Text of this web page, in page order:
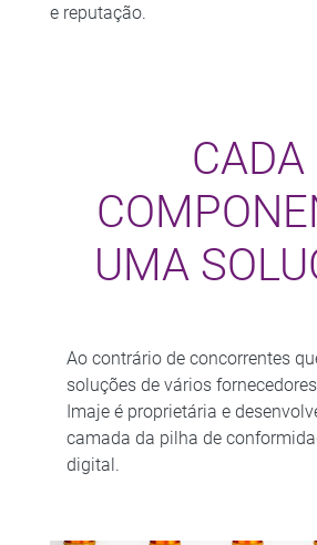
e reputação.
CADA
UMA
Ao contrário de concorrentes
soluções de vários
Imaje é proprietária e
camada da pilha de
digital.